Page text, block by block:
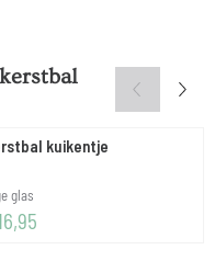
kerstbal
kuikentje
glas
16,95